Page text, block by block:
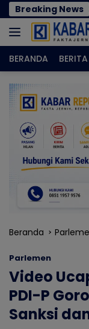
Langsung
ke
konten
Breaking News
Kepada 395
BERANDA BERITA
Beranda
Parlemen
Video
PDI-P
Sanksi